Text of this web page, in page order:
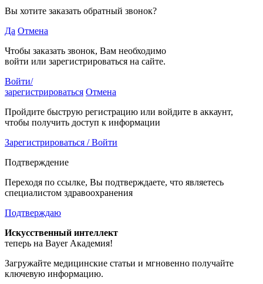
Вы хотите заказать обратный звонок?
Да Отмена
Чтобы заказать звонок, Вам необходимо
войти или зарегистрироваться на сайте.
Войти/
зарегистрироваться Отмена
Пройдите быструю регистрацию или войдите в аккаунт,
чтобы получить доступ к информации
Зарегистрироваться / Войти
Подтверждение
Переходя по ссылке, Вы подтверждаете, что являетесь
специалистом здравоохранения
Подтверждаю
Искусственный интеллект
теперь на Bayer Академия!
Загружайте медицинские статьи и мгновенно получайте
ключевую информацию.